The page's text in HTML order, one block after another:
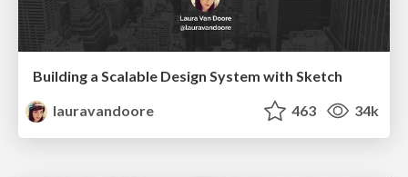
Building a Scalable Design System with Sketch
lauravandoore
463 34k